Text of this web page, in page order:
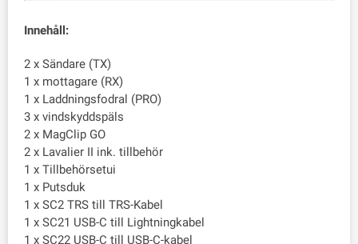
Innehåll:
2 x Sändare (TX)
1 x mottagare (RX)
1 x Laddningsfodral (PRO)
3 x vindskyddspäls
2 x MagClip GO
2 x Lavalier II ink. tillbehör
1 x Tillbehörsetui
1 x Putsduk
1 x SC2 TRS till TRS-Kabel
1 x SC21 USB-C till Lightningkabel
1 x SC22 USB-C till USB-C-kabel